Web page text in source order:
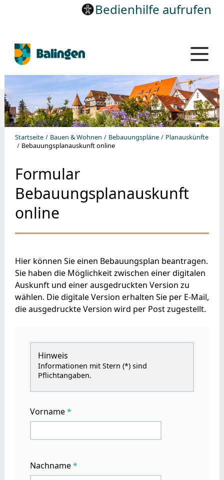
Bedienhilfe aufrufen
Startseite Bauen & Wohnen Bebauungspläne
Planauskünfte
Bebauungsplanauskunft online
Formular
Bebauungsplanauskunft
online
Hier können Sie einen Bebauungsplan beantragen.
Sie haben die Möglichkeit zwischen einer digitalen
Auskunft und einer ausgedruckten Version zu
wählen. Die digitale Version erhalten Sie per E-Mail,
die ausgedruckte Version wird per Post zugestellt.
Hinweis
Informationen mit Stern (*) sind
Pflichtangaben.
Vorname*
Nachname*